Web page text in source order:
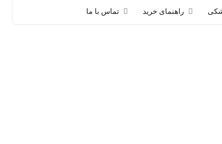
راهنمای خرید تماس با ما